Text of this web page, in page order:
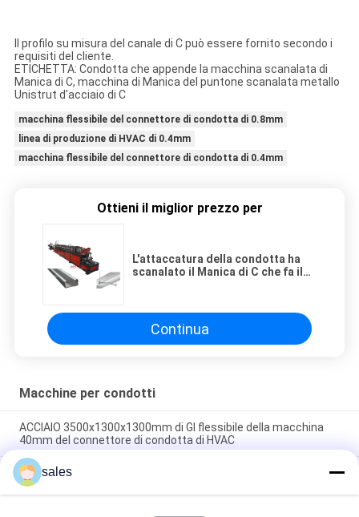
Il profilo su misura del canale di C può essere fornito secondo i
requisiti del cliente.
ETICHETTA: Condotta che appende la macchina scanalata di
Manica di C, macchina di Manica del puntone scanalata metallo
Unistrut d'acciaio di C
macchina flessibile del connettore di condotta di 0.8mm
linea di produzione di HVAC di 0.4mm
macchina flessibile del connettore di condotta di 0.4mm
Ottieni il miglior prezzo per
L'attaccatura della condotta ha
scanalato il Manica di C che fa il
Continua
Macchine per condotti
ACCIAIO 3500x1300x1300mm di GI flessibile della macchina
40mm del connettore di condotta di HVAC
CE Flexible Duct Connector Machine For Hvac Industry Air Duct
Connector Joint (Machina per il collegamento flessibile dei
condotti per l'industria HVAC)
sales